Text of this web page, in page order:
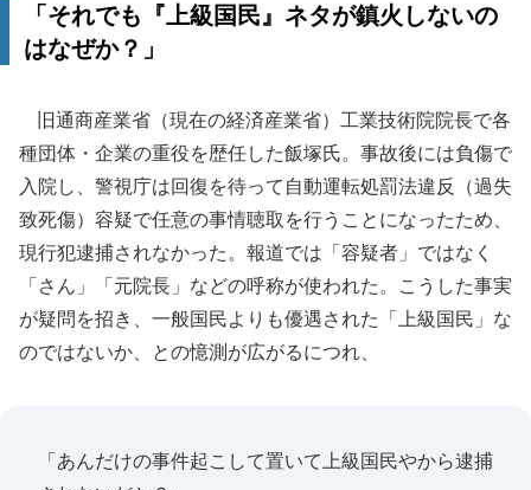
「それでも『上級国民』ネタが鎮火しないの
はなぜか？」
旧通商産業省（現在の経済産業省）工業技術院院長で各
種団体・企業の重役を歴任した飯塚氏。事故後には負傷で
入院し、警視庁は回復を待って自動運転処罰法違反（過失
致死傷）容疑で任意の事情聴取を行うことになったため、
現行犯逮捕されなかった。報道では「容疑者」ではなく
「さん」「元院長」などの呼称が使われた。こうした事実
が疑問を招き、一般国民よりも優遇された「上級国民」な
のではないか、との憶測が広がるにつれ、
「あんだけの事件起こして置いて上級国民やから逮捕